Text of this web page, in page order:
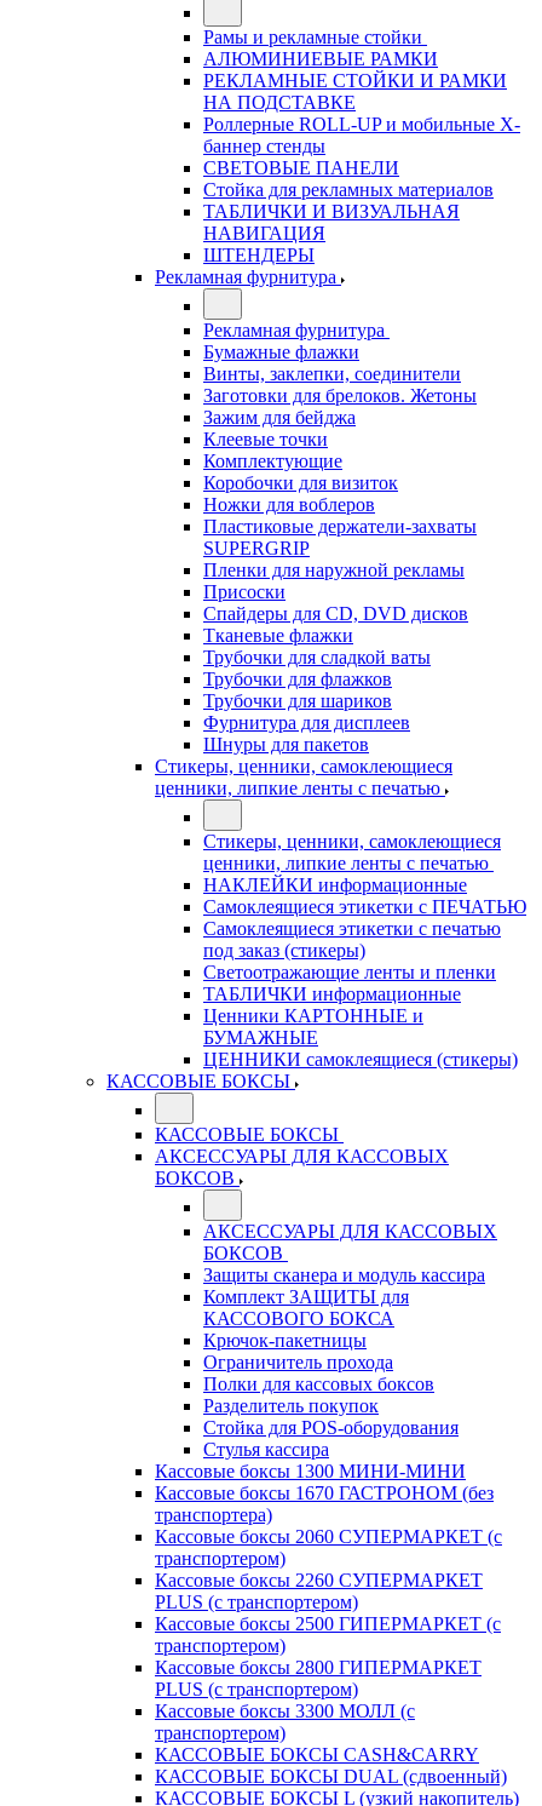
Рамы и рекламные стойки
АЛЮМИНИЕВЫЕ РАМКИ
РЕКЛАМНЫЕ СТОЙКИ И РАМКИ
НА ПОДСТАВКЕ
Роллерные ROLL-UP и мобильные X-
баннер стенды
СВЕТОВЫЕ ПАНЕЛИ
Стойка для рекламных материалов
ТАБЛИЧКИ И ВИЗУАЛЬНАЯ
НАВИГАЦИЯ
ШТЕНДЕРЫ
Рекламная фурнитура
Рекламная фурнитура
Бумажные флажки
Винты, заклепки, соединители
Заготовки для брелоков. Жетоны
Зажим для бейджа
Клеевые точки
Комплектующие
Коробочки для визиток
Ножки для воблеров
Пластиковые держатели-захваты
SUPERGRIP
Пленки для наружной рекламы
Присоски
Спайдеры для CD, DVD дисков
Тканевые флажки
Трубочки для сладкой ваты
Трубочки для флажков
Трубочки для шариков
Фурнитура для дисплеев
Шнуры для пакетов
Стикеры, ценники, самоклеющиеся
ценники, липкие ленты с печатью
Стикеры, ценники, самоклеющиеся
ценники, липкие ленты с печатью
НАКЛЕЙКИ информационные
Самоклеящиеся этикетки с ПЕЧАТЬЮ
Самоклеящиеся этикетки с печатью
под заказ (стикеры)
Светоотражающие ленты и пленки
ТАБЛИЧКИ информационные
Ценники КАРТОННЫЕ и
БУМАЖНЫЕ
ЦЕННИКИ самоклеящиеся (стикеры)
КАССОВЫЕ БОКСЫ
КАССОВЫЕ БОКСЫ
АКСЕССУАРЫ ДЛЯ КАССОВЫХ
БОКСОВ
АКСЕССУАРЫ ДЛЯ КАССОВЫХ
БОКСОВ
Защиты сканера и модуль кассира
Комплект ЗАЩИТЫ для
КАССОВОГО БОКСА
Крючок-пакетницы
Ограничитель прохода
Полки для кассовых боксов
Разделитель покупок
Стойка для POS-оборудования
Стулья кассира
Кассовые боксы 1300 МИНИ-МИНИ
Кассовые боксы 1670 ГАСТРОНОМ (без
транспортера)
Кассовые боксы 2060 СУПЕРМАРКЕТ (с
транспортером)
Кассовые боксы 2260 СУПЕРМАРКЕТ
PLUS (с транспортером)
Кассовые боксы 2500 ГИПЕРМАРКЕТ (с
транспортером)
Кассовые боксы 2800 ГИПЕРМАРКЕТ
PLUS (с транспортером)
Кассовые боксы 3300 МОЛЛ (с
транспортером)
КАССОВЫЕ БОКСЫ CASH&CARRY
КАССОВЫЕ БОКСЫ DUAL (сдвоенный)
КАССОВЫЕ БОКСЫ L (узкий накопитель)